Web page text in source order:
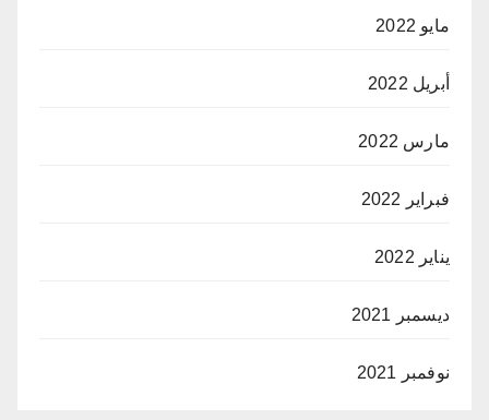
مايو 2022
أبريل 2022
مارس 2022
فبراير 2022
يناير 2022
ديسمبر 2021
نوفمبر 2021